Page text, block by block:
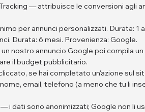
— attribuisce le conversioni agli
per annunci personalizzati. Durata: 1
Durata: 6 mesi. Provenienza: Google.
nostro annuncio Google poi compila
il budget pubblicitario.
se hai completato un'azione sul
email, telefono (a meno che tu li
i dati sono anonimizzati; Google non li